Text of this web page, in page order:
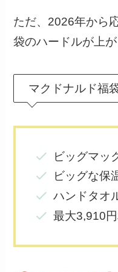
ただ、2026年から
袋のハードルが上が
マクドナルド福
ビッグマッ
ビッグな保
ハンドタオ
最大3,910